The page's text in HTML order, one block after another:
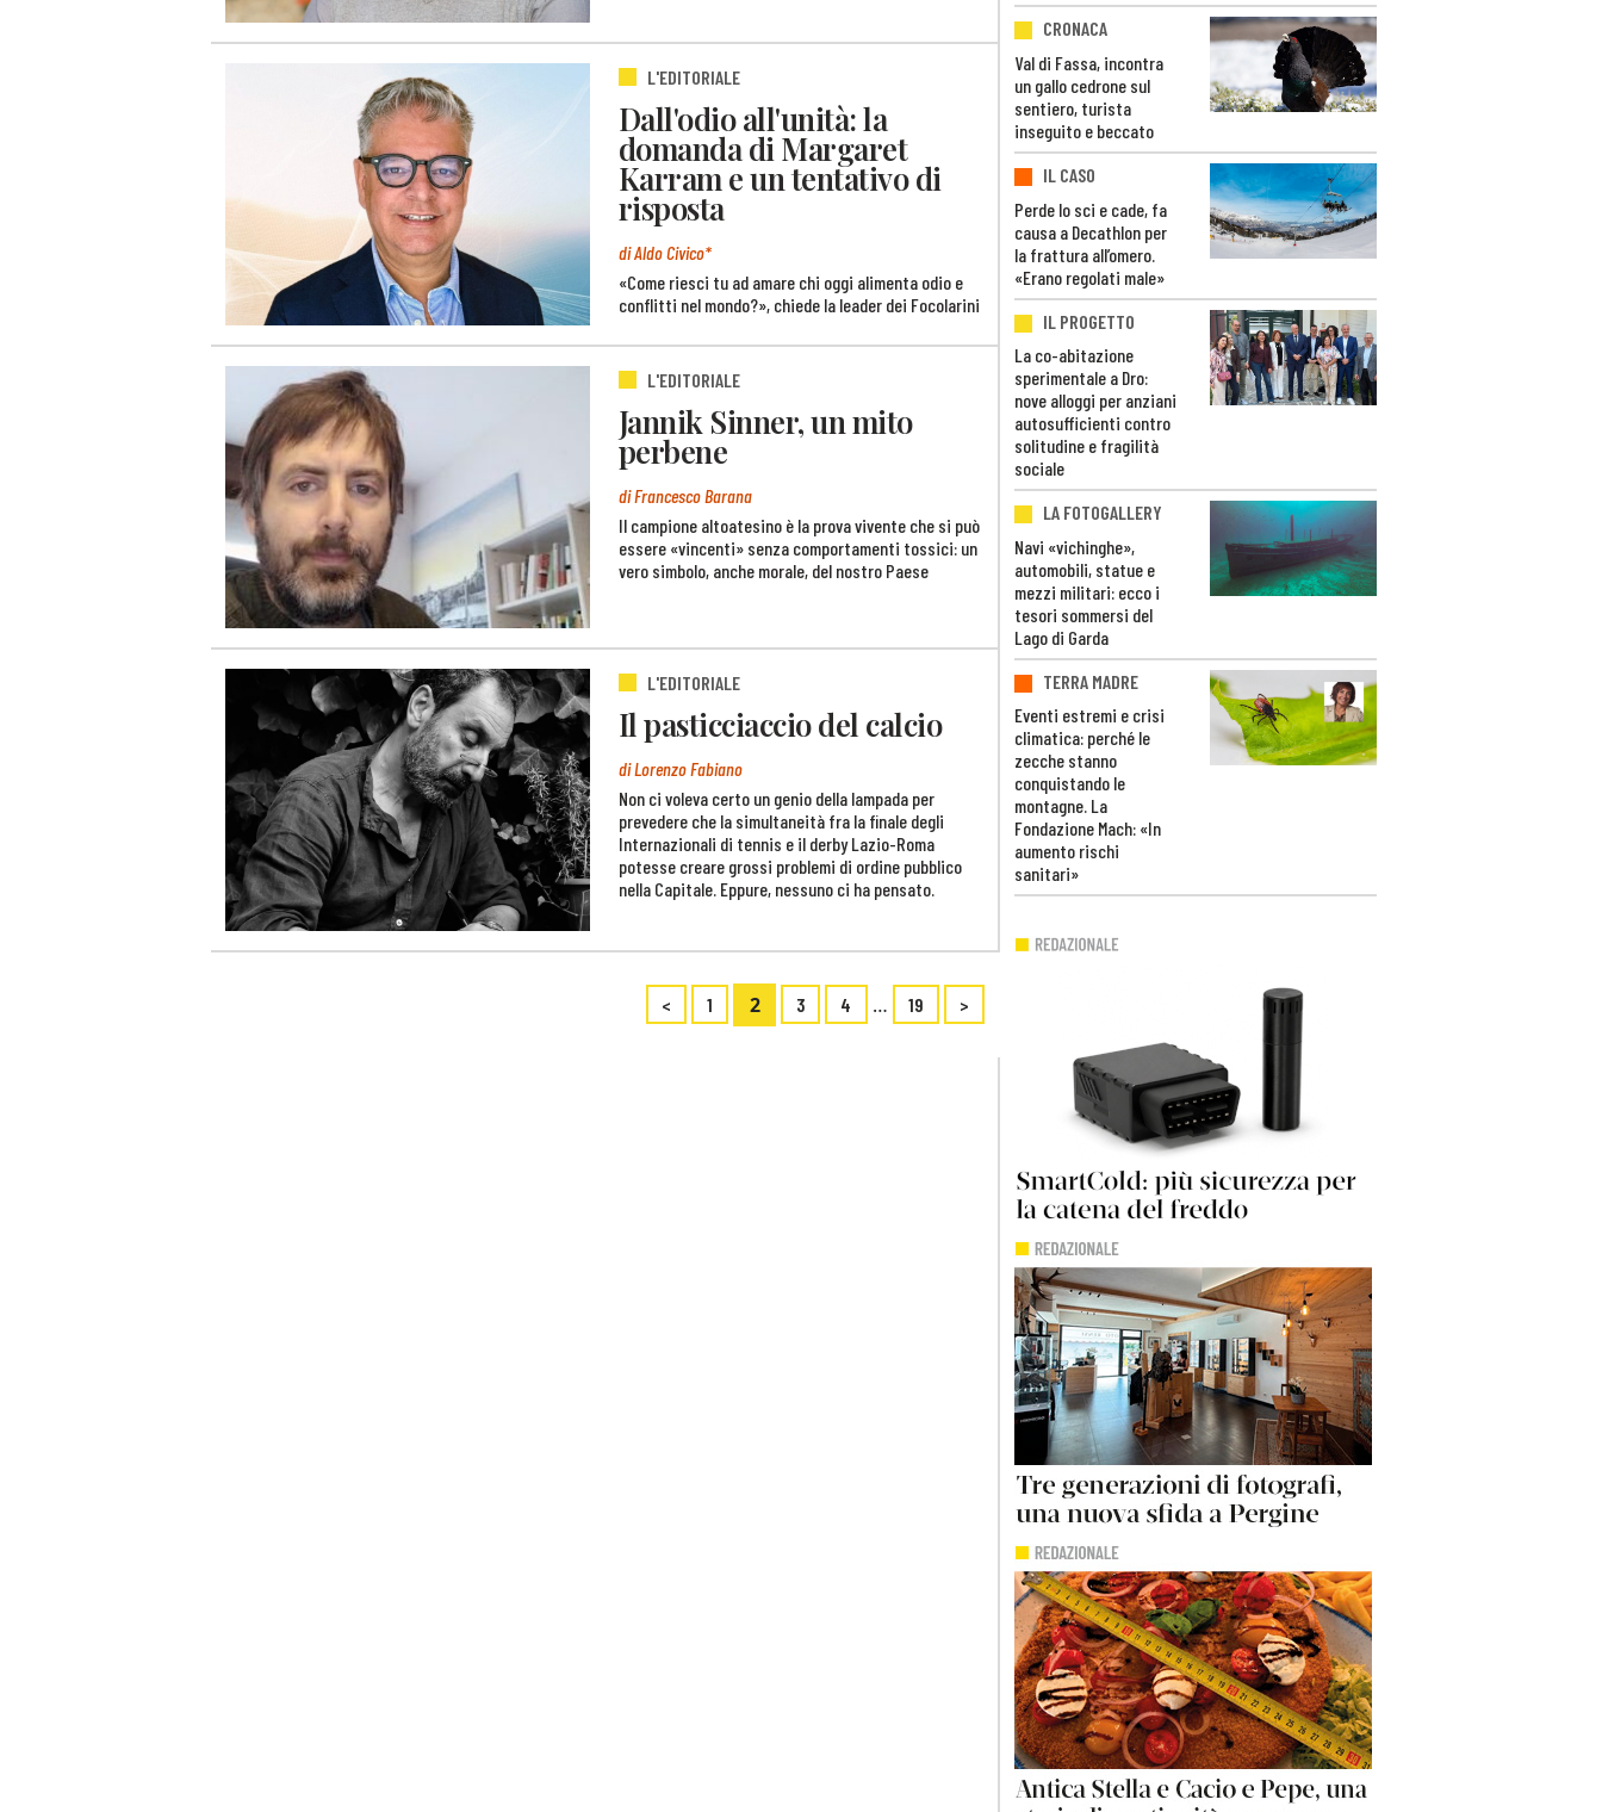
L'EDITORIALE
Dall'odio all'unità: la
domanda di Margaret
Karram e un tentativo di
risposta
di Aldo Civico*
«Come riesci tu ad amare chi oggi alimenta odio e
conflitti nel mondo?», chiede la leader dei Focolarini
L'EDITORIALE
Jannik Sinner, un mito
perbene
di Francesco Barana
Il campione altoatesino è la prova vivente che si può
essere «vincenti» senza comportamenti tossici: un
vero simbolo, anche morale, del nostro Paese
L'EDITORIALE
Il pasticciaccio del calcio
di Lorenzo Fabiano
Non ci voleva certo un genio della lampada per
prevedere che la simultaneità fra la finale degli
Internazionali di tennis e il derby Lazio-Roma
potesse creare grossi problemi di ordine pubblico
nella Capitale. Eppure, nessuno ci ha pensato.
< 1 2 3 4 … 19 >
CRONACA
Val di Fassa, incontra
un gallo cedrone sul
sentiero, turista
inseguito e beccato
IL CASO
Perde lo sci e cade, fa
causa a Decathlon per
la frattura all’omero.
«Erano regolati male»
IL PROGETTO
La co-abitazione
sperimentale a Dro:
nove alloggi per anziani
autosufficienti contro
solitudine e fragilità
sociale
LA FOTOGALLERY
Navi «vichinghe»,
automobili, statue e
mezzi militari: ecco i
tesori sommersi del
Lago di Garda
TERRA MADRE
Eventi estremi e crisi
climatica: perché le
zecche stanno
conquistando le
montagne. La
Fondazione Mach: «In
aumento rischi
sanitari»